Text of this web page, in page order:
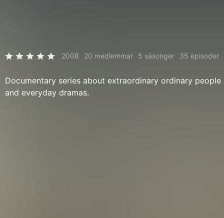
2008 20 medlemmar 5 säsonger 35 episoder
Documentary series about extraordinary ordinary people
and everyday dramas.